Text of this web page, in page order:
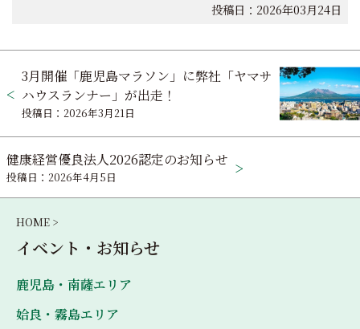
投稿日：2026年03月24日
投
稿
ナ
ビ
ゲ
ー
シ
ョ
ン
3月開催「鹿児島マラソン」に弊社「ヤマサ
ハウスランナー」が出走！
投稿日：2026年3月21日
健康経営優良法人2026認定のお知らせ
投稿日：2026年4月5日
HOME >
イベント・お知らせ
鹿児島・南薩エリア
姶良・霧島エリア